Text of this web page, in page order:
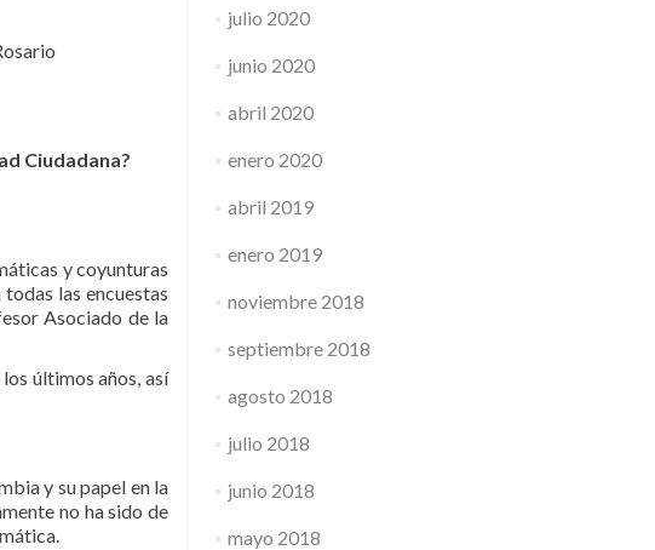
Ciudadana?
y coyunturas
las encuestas
Asociado de la
últimos años, así
y su papel en la
no ha sido de
julio 2020
junio 2020
abril 2020
enero 2020
abril 2019
enero 2019
noviembre 2018
septiembre 2018
agosto 2018
julio 2018
junio 2018
mayo 2018